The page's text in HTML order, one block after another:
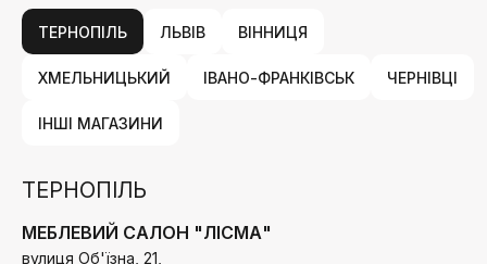
ТЕРНОПІЛЬ ЛЬВІВ ВІННИЦЯ
ХМЕЛЬНИЦЬКИЙ ІВАНО-ФРАНКІВСЬК ЧЕРНІВЦІ
ІНШІ МАГАЗИНИ
ТЕРНОПІЛЬ
МЕБЛЕВИЙ САЛОН "ЛІСМА"
вулиця Об'їзна, 21,